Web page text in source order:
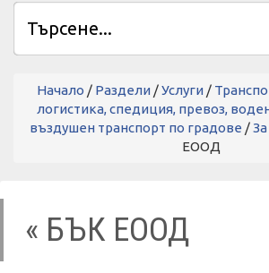
Начало / Раздели/Услуги/
логистика, спедиция, превоз,
въздушен транспорт по градове /
ЕООД
« БЪК ЕООД